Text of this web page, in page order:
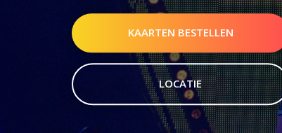
KAARTEN BESTELLEN
LOCATIE